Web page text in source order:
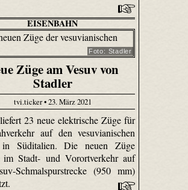
EISENBAHN
Foto: Stadler
Züge am Vesuv von
Stadler
tvi.ticker • 23. März 2021
23 neue elektrische Züge für
auf den vesuvianischen
Süditalien. Die neuen Züge
im Stadt- und Vorortverkehr auf
Schmalspurstrecke (950 mm)